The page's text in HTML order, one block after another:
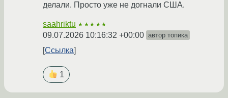
делали. Просто уже не догнали США.
saahriktu ★★★★★
09.07.2026 10:16:32 +00:00 автор топика
Ссылка
1